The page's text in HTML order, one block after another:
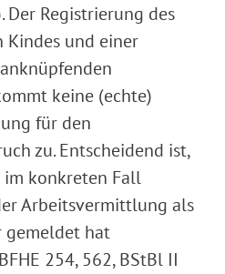
Der Registrierung des
Kindes und einer
keine (echte)
für den
zu. Entscheidend ist,
im konkreten Fall
Arbeitsvermittlung als
gemeldet hat
254, 562, BStBl II